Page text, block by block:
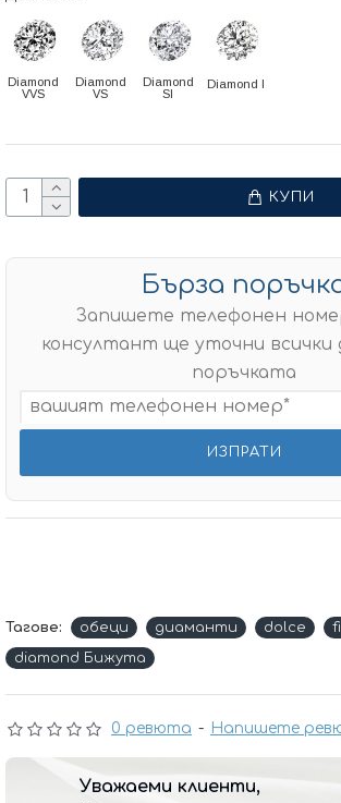
0 ревюта - Напишете
Diamond
VVS
Diamond
VS
Diamond
SI
Diamond I
КУПИ
Бърза
Запишете телефонен
консултант ще уточни всички
поръчката
Тагове: oбеци диаманти dolce
diamond Бижута
Уважаеми клиенти,